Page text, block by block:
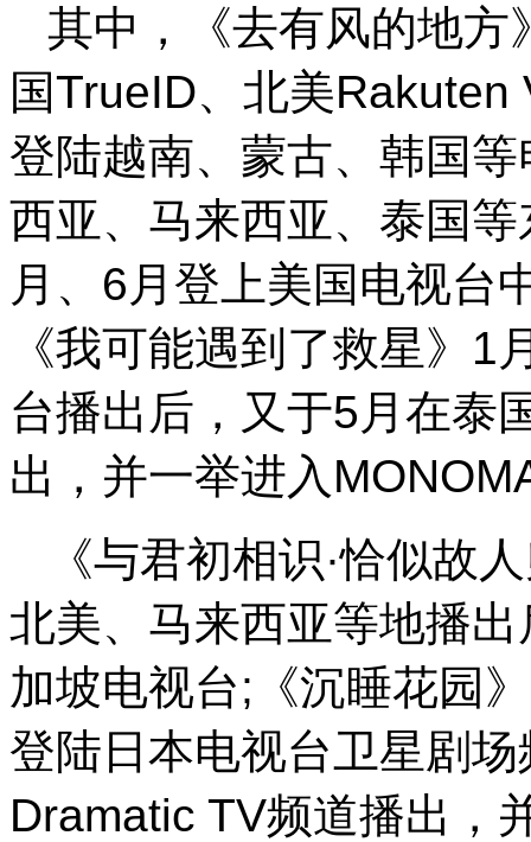
其中，《去有风的地方
国TrueID、北美
登陆越南、蒙古、韩国
西亚、马来西亚、泰国
月、6月登上美国电视台
《我可能遇到了救星》
台播出后，又于5月在泰
出，并一举进入
《与君初相识·恰似故
北美、马来西亚等地播
加坡电视台;《沉睡花园
登陆日本电视台卫星剧
Dramatic TV频道播出，